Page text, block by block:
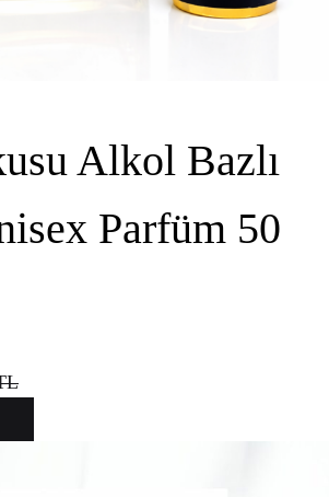
Alkol Bazlı
Parfüm 50